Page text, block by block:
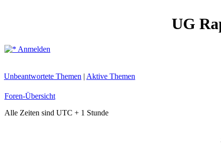
UG
Anmelden
Unbeantwortete Themen | Aktive Themen
Foren-Übersicht
Alle Zeiten sind UTC + 1 Stunde